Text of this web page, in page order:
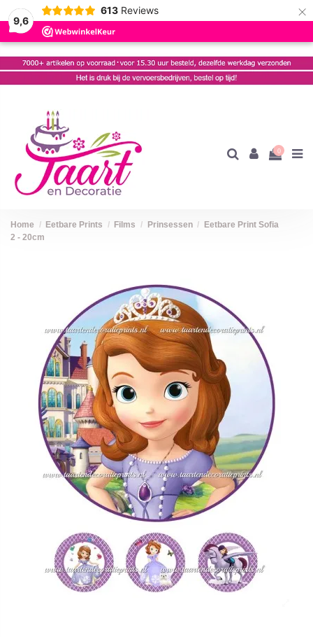
9,6
613 Reviews ×
0
Home Eetbare Prints Films Prinsessen
Eetbare Print Sofia
2 - 20cm